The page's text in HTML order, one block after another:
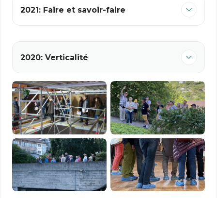
2021: Faire et savoir-faire
2020: Verticalité